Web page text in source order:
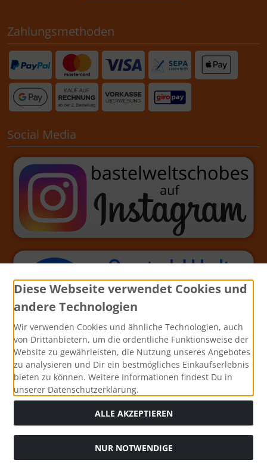
Zahlungsmethoden
Social Media
Alle Preise inkl. gesetzl. MwSt. zzgl.Versandkosten. Die
Diese Webseite verwendet Cookies und
andere Technologien
Wir verwenden Cookies und ähnliche Technologien, auch
von Drittanbietern, um die ordentliche Funktionsweise der
Website zu gewährleisten, die Nutzung unseres Angebotes
zu analysieren und Dir ein bestmögliches Einkaufserlebnis
bieten zu können. Weitere Informationen findest Du in
unserer Datenschutzerklärung.
ALLE AKZEPTIEREN
NUR NOTWENDIGE